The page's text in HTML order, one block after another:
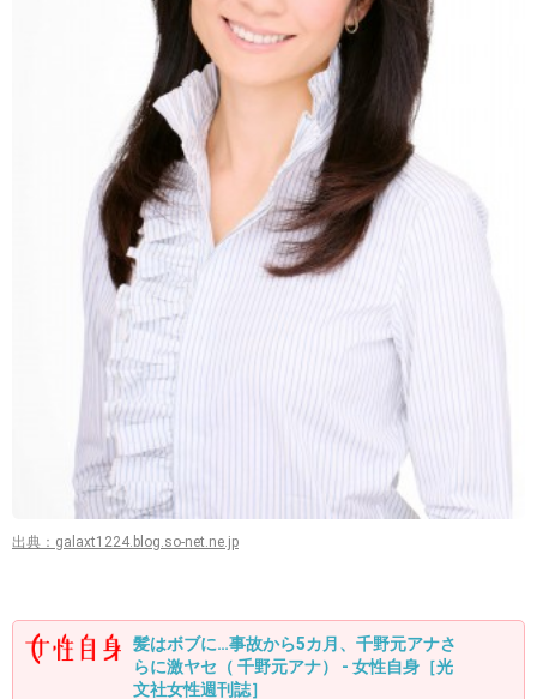
出典：galaxt1224.blog.so-net.ne.jp
髪はボブに…事故から5カ月、千野元アナさ
らに激ヤセ（ 千野元アナ） - 女性自身［光
文社女性週刊誌］